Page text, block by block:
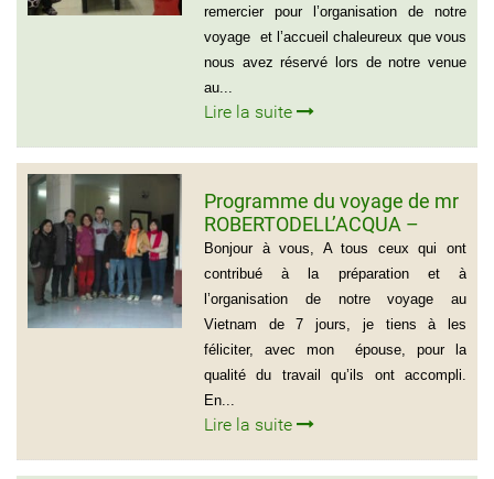
remercier pour l’organisation de notre
voyage et l’accueil chaleureux que vous
nous avez réservé lors de notre venue
au...
Lire la suite
Programme du voyage de mr
ROBERTODELL’ACQUA –
ITALIA
Bonjour à vous, A tous ceux qui ont
contribué à la préparation et à
l’organisation de notre voyage au
Vietnam de 7 jours, je tiens à les
féliciter, avec mon épouse, pour la
qualité du travail qu’ils ont accompli.
En...
Lire la suite